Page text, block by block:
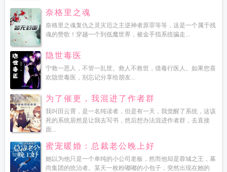
奈格里之魂
奈格里之魂复仇之灵灾厄之主逆神者原罪等等，这是一个属于残
魂的赞歌！穿越一个到低魔世界，被金手指系统骗走...
隐世毒医
宁救一恶人，不管一乱世。救人不救世，借毒行医人。如果您喜
欢隐世毒医，别忘记分享给朋友...
为了催更，我混进了作者群
我叫田云霄，是一名纯读者，但是有一天，我觉醒了系统，这该
死的系统居然是让我去写书，然后想办法混进作者群，去直接
面...
蜜宠暖婚：总裁老公晚上好
她以为他只是一个单纯的小公司老板，然而他却是蓉城之王，幕
尚集团的统治者。某天一枚粉嘟嘟的小包子，突然出现在她的